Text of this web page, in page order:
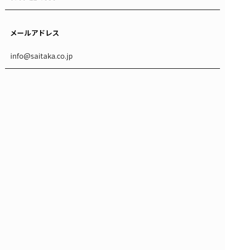
メールアドレス
info@saitaka.co.jp